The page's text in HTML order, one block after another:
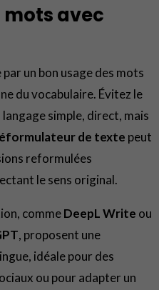
mots avec
un bon usage des mots
du vocabulaire. Évitez le
simple, direct, mais
de texte peut
reformulées
le sens original.
commeDeepL Write ou
, proposent une
idéale pour des
ou pour adapter un